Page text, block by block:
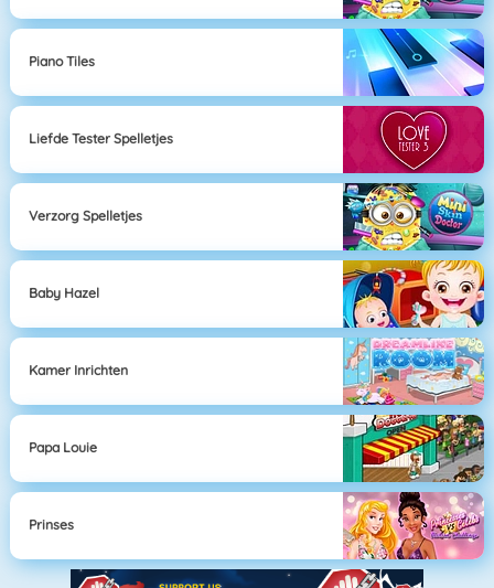
Piano Tiles
Liefde Tester Spelletjes
Verzorg Spelletjes
Baby Hazel
Kamer Inrichten
Papa Louie
Prinses